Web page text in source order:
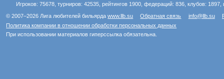
Игроков: 75678, турниров: 42535, рейтингов 1900, федераций: 836, клубов:
© 2007–2026 Лига любителей бильярдаwww.llb.su Обратная связь info@llb.su
Политика компании в отношении обработки персональных данных
При использовании материалов гиперссылка обязательна.